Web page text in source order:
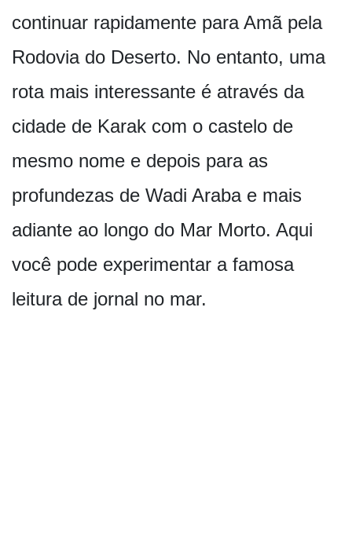
continuar rapidamente para Amã pela
Rodovia do Deserto. No entanto, uma
rota mais interessante é através da
cidade de Karak com o castelo de
mesmo nome e depois para as
profundezas de Wadi Araba e mais
adiante ao longo do Mar Morto. Aqui
você pode experimentar a famosa
leitura de jornal no mar.